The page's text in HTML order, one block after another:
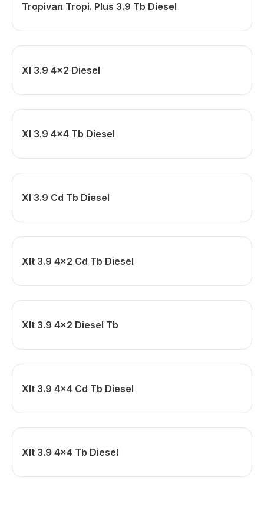
Tropivan Tropi. Plus 3.9 Tb Diesel
Xl 3.9 4x2 Diesel
Xl 3.9 4x4 Tb Diesel
Xl 3.9 Cd Tb Diesel
Xlt 3.9 4x2 Cd Tb Diesel
Xlt 3.9 4x2 Diesel Tb
Xlt 3.9 4x4 Cd Tb Diesel
Xlt 3.9 4x4 Tb Diesel